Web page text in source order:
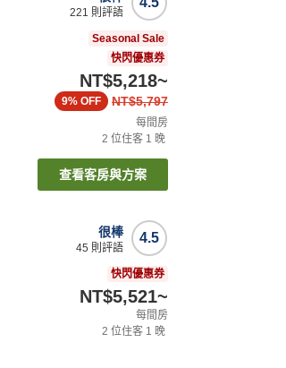
221 則評語
Seasonal Sale
快閃優惠券
NT$5,218~
NT$5,797
9% OFF
每間房
2 位住客 1 晚
查看客房與方案
4.5
很棒
45 則評語
快閃優惠券
NT$5,521~
每間房
2 位住客 1 晚